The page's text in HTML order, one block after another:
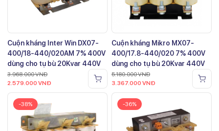
Cuộn kháng Inter Win DX07-
400/18-440/020AM 7% 400V
dùng cho tụ bù 20Kvar 440V
3.968.000VNĐ
2.579.000 VNĐ
Cuộn kháng Mikro MX07-
400/17.8-440/020 7% 400V
dùng cho tụ bù 20Kvar 440V
5.180.000VNĐ
3.367.000 VNĐ
-38% -36%